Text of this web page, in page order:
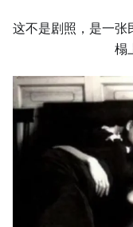
这不是剧照，是一张
榻